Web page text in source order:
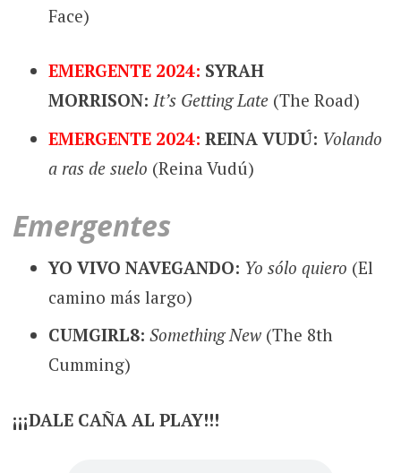
Face)
EMERGENTE 2024: SYRAH
MORRISON: It’s Getting Late(The Road)
EMERGENTE 2024: REINA VUDÚ: Volando
a ras de suelo (Reina Vudú)
Emergentes
YO VIVO NAVEGANDO: Yo sólo quiero (El
camino más largo)
CUMGIRL8: Something New(The 8th
Cumming)
¡¡¡DALE CAÑA AL PLAY!!!